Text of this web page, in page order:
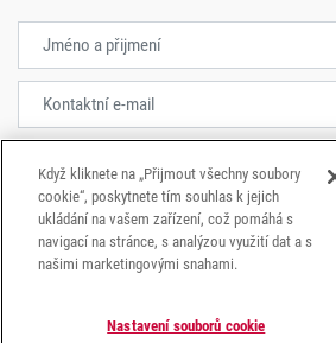
Souhlasím sezpracování osobních údajů.
Když kliknete na „Přijmout všechny soubory
cookie“, poskytnete tím souhlas k jejich
ukládání na vašem zařízení, což pomáhá s
navigací na stránce, s analýzou využití dat a s
našimi marketingovými snahami.
Nastavení souborů cookie